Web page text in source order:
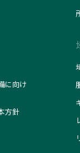
に向け
方針